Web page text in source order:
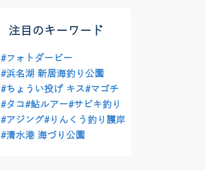
注目のキーワード
#フォトダービー
#浜名湖 新居海釣り公園
#ちょうい投げ キス#マゴチ
#タコ#鮎ルアー#サビキ釣り
#アジング#りんくう釣り護岸
#清水港 海づり公園